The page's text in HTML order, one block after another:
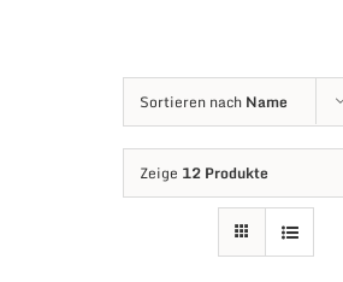
Sortieren nach Name
Zeige 12 Produkte